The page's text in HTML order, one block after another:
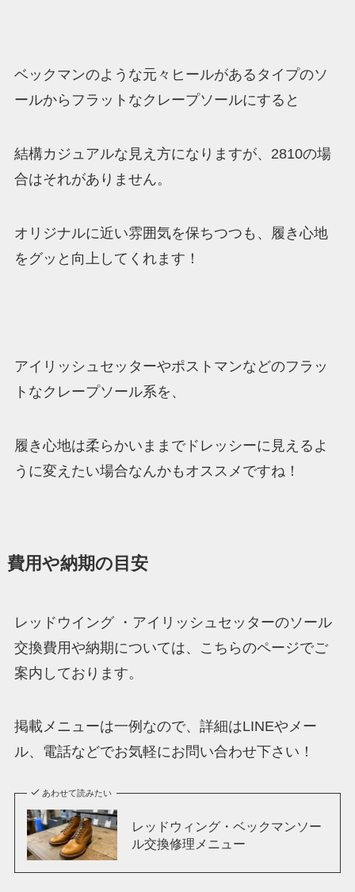
ベックマンのような元々ヒールがあるタイプのソ
ールからフラットなクレープソールにすると
結構カジュアルな見え方になりますが、2810の場
合はそれがありません。
オリジナルに近い雰囲気を保ちつつも、履き心地
をグッと向上してくれます！
アイリッシュセッターやポストマンなどのフラッ
トなクレープソール系を、
履き心地は柔らかいままでドレッシーに見えるよ
うに変えたい場合なんかもオススメですね！
費用や納期の目安
レッドウイング ・アイリッシュセッターのソール
交換費用や納期については、こちらのページでご
案内しております。
掲載メニューは一例なので、詳細はLINEやメー
ル、電話などでお気軽にお問い合わせ下さい！
あわせて読みたい
レッドウィング・ベックマンソー
ル交換修理メニュー